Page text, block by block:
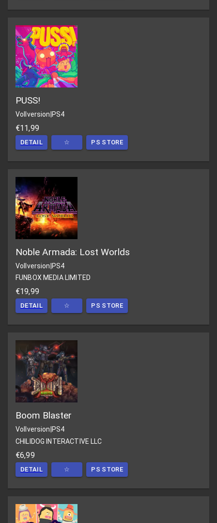
PUSS!
Vollversion PS4
€11,99
DETAIL ☆ PS STORE
Noble Armada: Lost Worlds
Vollversion|PS4
FUNBOX MEDIA LIMITED
€19,99
DETAIL ☆ PS STORE
Boom Blaster
Vollversion PS4
CHILIDOG INTERACTIVE LLC
€6,99
DETAIL ☆ PS STORE